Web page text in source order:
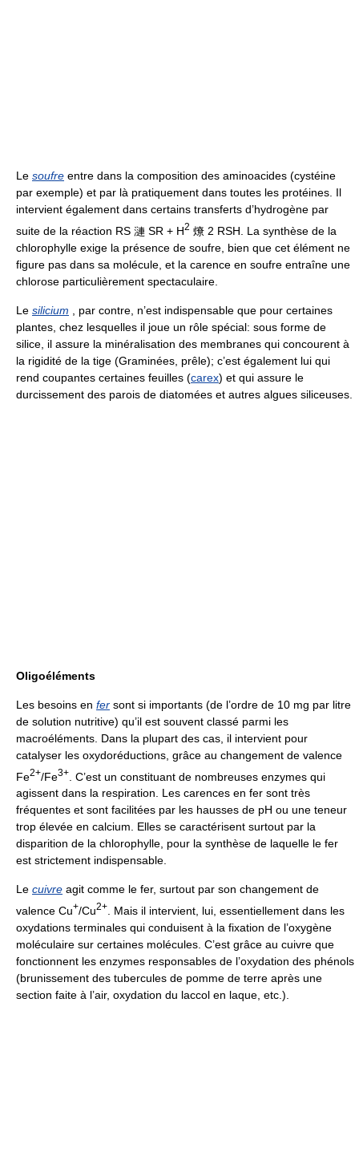
Le soufre entre dans la composition des aminoacides (cystéine
par exemple) et par là pratiquement dans toutes les protéines. Il
intervient également dans certains transferts d’hydrogène par
suite de la réaction RS 漣 SR + H2 燎 2 RSH. La synthèse de la
chlorophylle exige la présence de soufre, bien que cet élément ne
figure pas dans sa molécule, et la carence en soufre entraîne une
chlorose particulièrement spectaculaire.
Le silicium , par contre, n’est indispensable que pour certaines
plantes, chez lesquelles il joue un rôle spécial: sous forme de
silice, il assure la minéralisation des membranes qui concourent à
la rigidité de la tige (Graminées, prêle); c’est également lui qui
rend coupantes certaines feuilles (carex) et qui assure le
durcissement des parois de diatomées et autres algues siliceuses.
Oligoéléments
Les besoins en fer sont si importants (de l’ordre de 10 mg par litre
de solution nutritive) qu’il est souvent classé parmi les
macroéléments. Dans la plupart des cas, il intervient pour
catalyser les oxydoréductions, grâce au changement de valence
Fe2+/Fe3+
. C’est un constituant de nombreuses enzymes qui
agissent dans la respiration. Les carences en fer sont très
fréquentes et sont facilitées par les hausses de pH ou une teneur
trop élevée en calcium. Elles se caractérisent surtout par la
disparition de la chlorophylle, pour la synthèse de laquelle le fer
est strictement indispensable.
Le cuivre agit comme le fer, surtout par son changement de
valence Cu+/Cu2+
. Mais il intervient, lui, essentiellement dans les
oxydations terminales qui conduisent à la fixation de l’oxygène
moléculaire sur certaines molécules. C’est grâce au cuivre que
fonctionnent les enzymes responsables de l’oxydation des phénols
(brunissement des tubercules de pomme de terre après une
section faite à l’air, oxydation du laccol en laque, etc.).